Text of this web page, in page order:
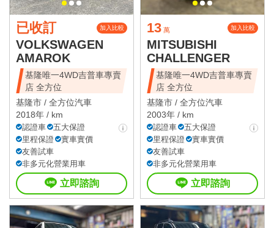
已收訂 加入比較
VOLKSWAGEN
AMAROK
基隆唯一4WD吉普車專賣
店 全方位
基隆市 / 全方位汽車
2018年 / km
認證車
五大保證
里程保證
實車實價
友善試車
非多元化營業用車
立即諮詢
13 萬 加入比較
MITSUBISHI
CHALLENGER
基隆唯一4WD吉普車專賣
店 全方位
基隆市 / 全方位汽車
2003年 / km
認證車
五大保證
里程保證
實車實價
友善試車
非多元化營業用車
立即諮詢